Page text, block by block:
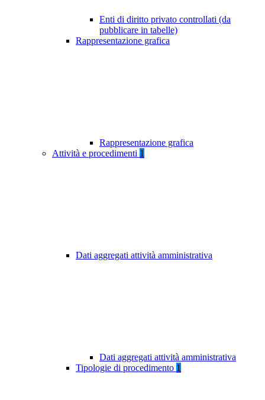
Enti di diritto privato controllati (da
pubblicare in tabelle)
Rappresentazione grafica
Rappresentazione grafica
Attività e procedimenti 1
Dati aggregati attività amministrativa
Dati aggregati attività amministrativa
Tipologie di procedimento 1